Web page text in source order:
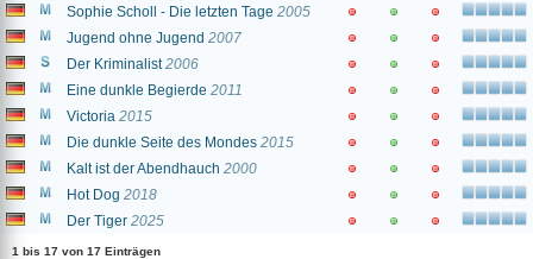
Sophie Scholl - Die letzten Tage 2005
Jugend ohne Jugend 2007
Der Kriminalist 2006
Eine dunkle Begierde 2011
Victoria 2015
Die dunkle Seite des Mondes 2015
Kalt ist der Abendhauch 2000
Hot Dog 2018
Der Tiger 2025
1 bis 17 von 17 Einträgen